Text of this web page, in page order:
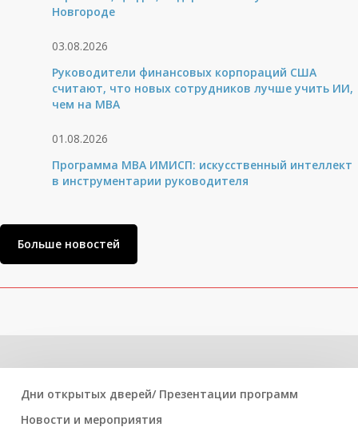
Новгороде
03.08.2026
Руководители финансовых корпораций США
считают, что новых сотрудников лучше учить ИИ,
чем на МВА
01.08.2026
Программа MBA ИМИСП: искусственный интеллект
в инструментарии руководителя
Больше новостей
Дни открытых дверей/ Презентации программ
Новости и мероприятия